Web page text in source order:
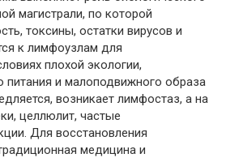
магистрали, по которой
токсины, остатки вирусов и
к лимфоузлам для
плохой экологии,
питания и малоподвижного образа
возникает лимфостаз, а на
целлюлит, частые
Для восстановления
медицина и